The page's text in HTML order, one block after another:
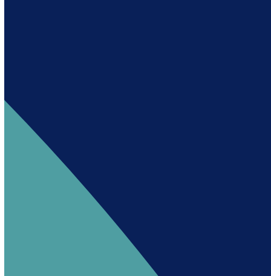
Andy es un asistente creado por Intowin
siguiendo su misión
Andy is an assistant created by Intowin following
«Building a Smart Future